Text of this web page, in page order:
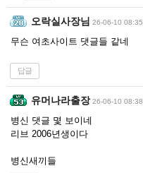
오락실사장님 26-06-10 08:35
무슨 여초사이트 댓글들 같네
답글
유머나라출장 26-06-10 08:38
병신 댓글 몇 보이네
리브 2006년생이다
병신새끼들